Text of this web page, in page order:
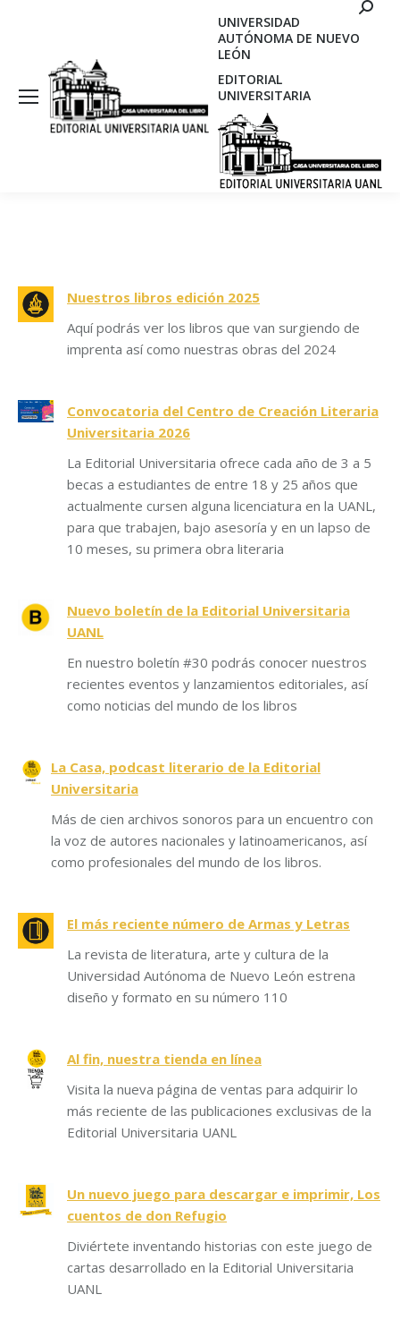
UNIVERSIDAD
AUTÓNOMA DE NUEVO
LEÓN
EDITORIAL
UNIVERSITARIA
Nuestros libros edición 2025
Aquí podrás ver los libros que van surgiendo de
imprenta así como nuestras obras del 2024
Convocatoria del Centro de Creación Literaria
Universitaria 2026
La Editorial Universitaria ofrece cada año de 3 a 5
becas a estudiantes de entre 18 y 25 años que
actualmente cursen alguna licenciatura en la UANL,
para que trabajen, bajo asesoría y en un lapso de
10 meses, su primera obra literaria
Nuevo boletín de la Editorial Universitaria
UANL
En nuestro boletín #30 podrás conocer nuestros
recientes eventos y lanzamientos editoriales, así
como noticias del mundo de los libros
La Casa, podcast literario de la Editorial
Universitaria
Más de cien archivos sonoros para un encuentro con
la voz de autores nacionales y latinoamericanos, así
como profesionales del mundo de los libros.
El más reciente número de Armas y Letras
La revista de literatura, arte y cultura de la
Universidad Autónoma de Nuevo León estrena
diseño y formato en su número 110
Al fin, nuestra tienda en línea
Visita la nueva página de ventas para adquirir lo
más reciente de las publicaciones exclusivas de la
Editorial Universitaria UANL
Un nuevo juego para descargar e imprimir, Los
cuentos de don Refugio
Diviértete inventando historias con este juego de
cartas desarrollado en la Editorial Universitaria
UANL